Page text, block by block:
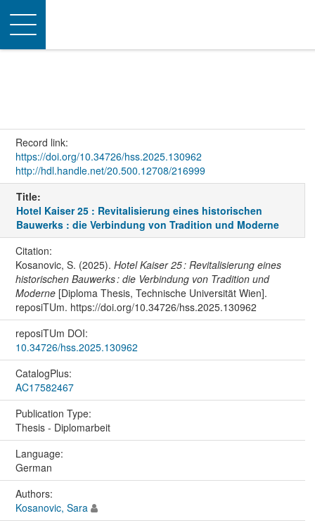
Toggle
navigation
Record link:
https://doi.org/10.34726/hss.2025.130962
http://hdl.handle.net/20.500.12708/216999
Title:
Hotel Kaiser 25 : Revitalisierung eines historischen
Bauwerks : die Verbindung von Tradition und Moderne
Citation:
Kosanovic, S. (2025). Hotel Kaiser 25 : Revitalisierung eines
historischen Bauwerks : die Verbindung von Tradition und
Moderne[Diploma Thesis, Technische Universität Wien].
reposiTUm. https://doi.org/10.34726/hss.2025.130962
reposiTUm DOI:
10.34726/hss.2025.130962
CatalogPlus:
AC17582467
Publication Type:
Thesis - Diplomarbeit
Language:
German
Authors:
Kosanovic, Sara